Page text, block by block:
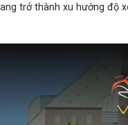
trở thành xu hướng độ